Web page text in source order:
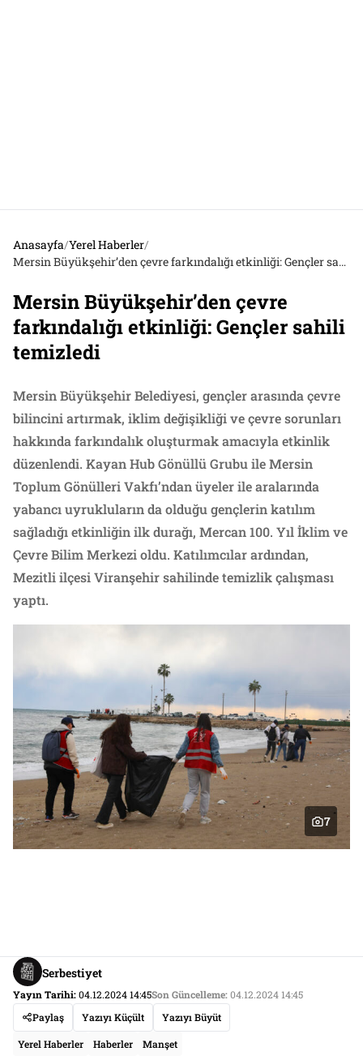
Anasayfa/Yerel Haberler/
Mersin Büyükşehir’den çevre farkındalığı etkinliği: Gençler sahili temizledi
Mersin Büyükşehir’den çevre
farkındalığı etkinliği: Gençler sahili
temizledi
Mersin Büyükşehir Belediyesi, gençler arasında çevre
bilincini artırmak, iklim değişikliği ve çevre sorunları
hakkında farkındalık oluşturmak amacıyla etkinlik
düzenlendi. Kayan Hub Gönüllü Grubu ile Mersin
Toplum Gönülleri Vakfı’ndan üyeler ile aralarında
yabancı uyrukluların da olduğu gençlerin katılım
sağladığı etkinliğin ilk durağı, Mercan 100. Yıl İklim ve
Çevre Bilim Merkezi oldu. Katılımcılar ardından,
Mezitli ilçesi Viranşehir sahilinde temizlik çalışması
yaptı.
7
Serbestiyet
Yayın Tarihi:04.12.2024 14:45Son Güncelleme:04.12.2024 14:45
Paylaş
Yazıyı Küçült Yazıyı Büyüt
Yerel Haberler Haberler Manşet